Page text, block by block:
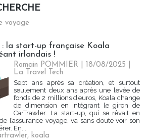
voyage
: la start-up française Koala
irlandais !
Romain POMMIER | 18/08/2025
La Travel Tech
Sept ans après sa création, et surtout
seulement deux ans après une levée de
fonds de 2 millions d’euros, Koala change
de dimension en intégrant le giron de
CarTrawler. La start-up, qui se rêvait en
l’assurance voyage, va sans doute voir son
En...
, koala